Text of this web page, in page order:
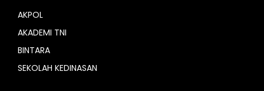
AKPOL
AKADEMI TNI
BINTARA
SEKOLAH KEDINASAN